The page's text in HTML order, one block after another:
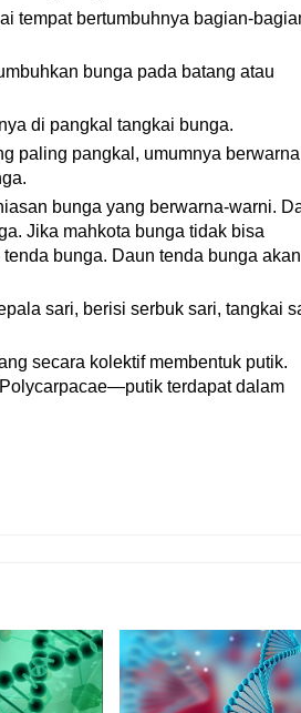
tempat bertumbuhnya bagian-
bunga pada batang atau
di pangkal tangkai bunga.
paling pangkal, umumnya berwarna
bunga yang berwarna-warni.
Jika mahkota bunga tidak bisa
bunga. Daun tenda bunga akan
sari, berisi serbuk sari, tangkai
secara kolektif membentuk putik.
terdapat dalam